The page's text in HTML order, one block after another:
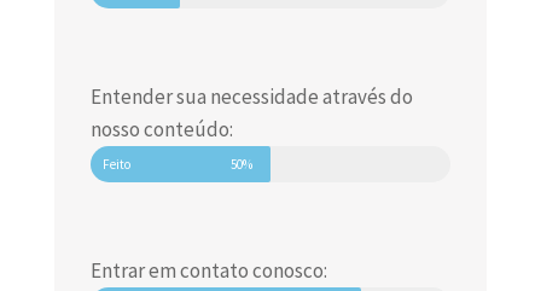
Entender sua necessidade através do
nosso conteúdo:
Feito 50%
Entrar em contato conosco: